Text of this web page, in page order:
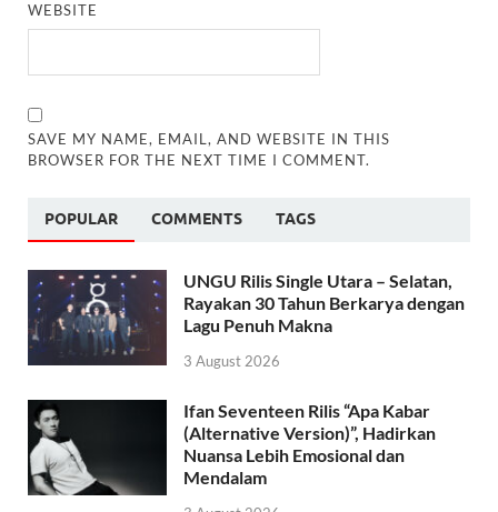
WEBSITE
SAVE MY NAME, EMAIL, AND WEBSITE IN THIS
BROWSER FOR THE NEXT TIME I COMMENT.
POPULAR COMMENTS TAGS
UNGU Rilis Single Utara – Selatan,
Rayakan 30 Tahun Berkarya dengan
Lagu Penuh Makna
3 August 2026
Ifan Seventeen Rilis “Apa Kabar
(Alternative Version)”, Hadirkan
Nuansa Lebih Emosional dan
Mendalam